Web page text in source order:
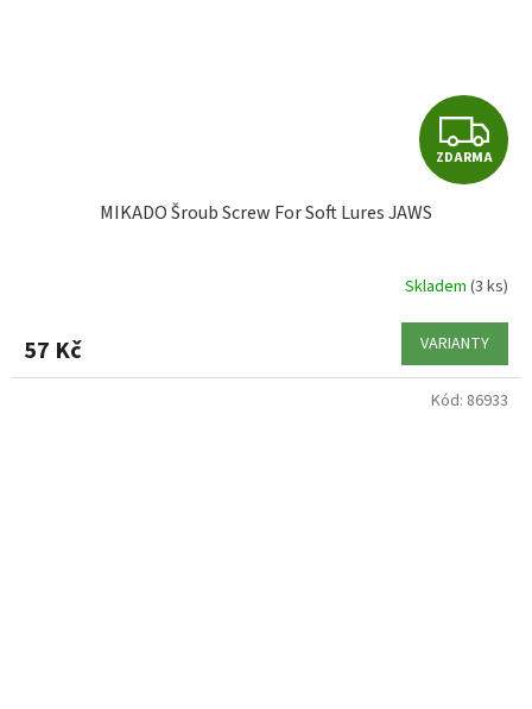
Z
D
R
M
A
ZDARMA
MIKADO Šroub Screw For Soft Lures JAWS
Skladem (3 ks)
57 Kč VARIANTY
Kód: 86933